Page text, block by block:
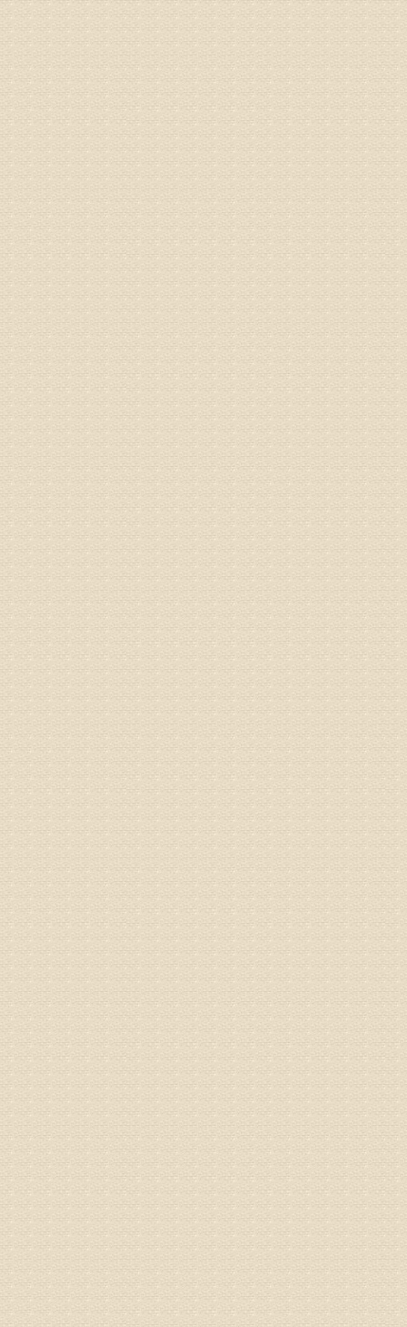
由于我
病情描
梁断裂
姓名：
病情描
专家回
建议带
姓名：
病情描
专家回
治疗方
理疗、
由于我
姓名
气，一
姓名：
病情描
的放射
病情描
专家回
姓名
病情描
专家回
较严重
院详细
姓名：
病情描
专家回
你好，
的。通
姓名：
病情描
专家回
姓名：
病情描